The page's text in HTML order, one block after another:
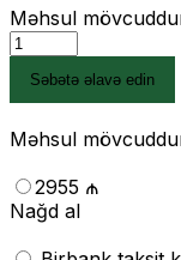
Məhsul
Noutbuk
ENVY
16
h0002ci
(6Y9S7EA)
Səbətə əlavə edin
Məhsul
2955 ₼
Nağd al